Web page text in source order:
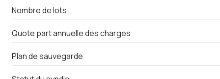
chambre
chambre
balcon
Nombre de lots
Quote part annuelle des charges
Plan de sauvegarde